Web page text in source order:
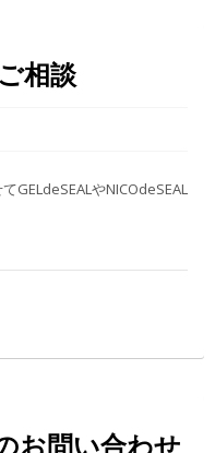
相談
GELdeSEALやNICOdeSEAL
お問い合わせ